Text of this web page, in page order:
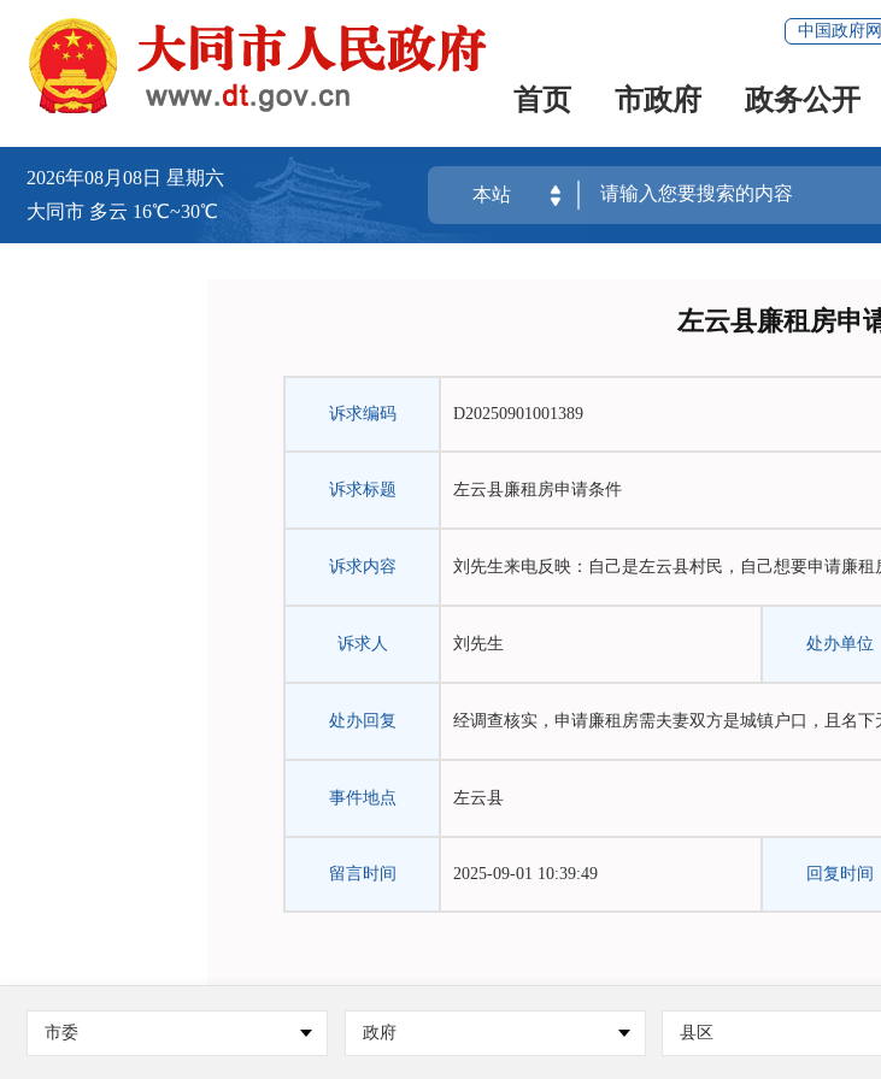
中国政府网
首页 市政府 政务公开
2026年08月08日 星期六
大同市 多云 16℃~30℃
本站
左云县廉租房申
诉求编码 D20250901001389
诉求标题 左云县廉租房申请条件
诉求内容 刘先生来电反映：自己是左云县村民，自己想要申请廉租
诉求人 刘先生 处办单位
处办回复 经调查核实，申请廉租房需夫妻双方是城镇户口，且名下
事件地点 左云县
留言时间 2025-09-01 10:39:49 回复时间
市委 政府 县区